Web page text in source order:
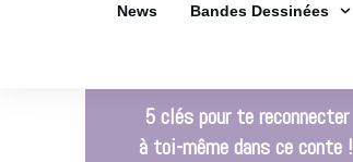
News Bandes Dessinées
5 clés pour te reconnecter
à toi-même dans ce conte !